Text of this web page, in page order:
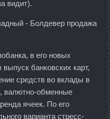
видит).
- Болдевер продажа
в его новых
банковских карт,
средств во вклады в
валютно-обменные
ячеек. По его
варианта стресс-